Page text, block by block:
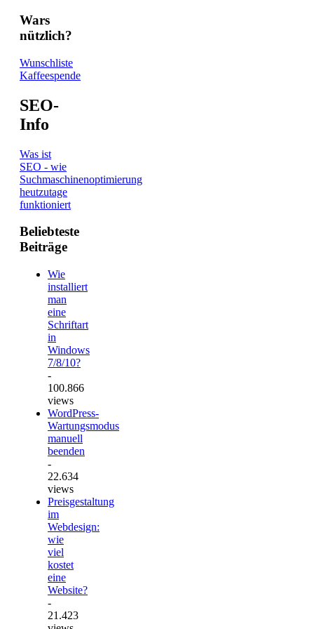
Wars
nützlich?
Wunschliste
Kaffeespende
SEO-
Info
Was ist
SEO - wie
Suchmaschinenoptimierung
heutzutage
funktioniert
Beliebteste
Beiträge
Wie
installiert
man
eine
Schriftart
in
Windows
7/8/10?
-
100.866
views
WordPress-
Wartungsmodus
manuell
beenden
-
22.634
views
Preisgestaltung
im
Webdesign:
wie
viel
kostet
eine
Website?
-
21.423